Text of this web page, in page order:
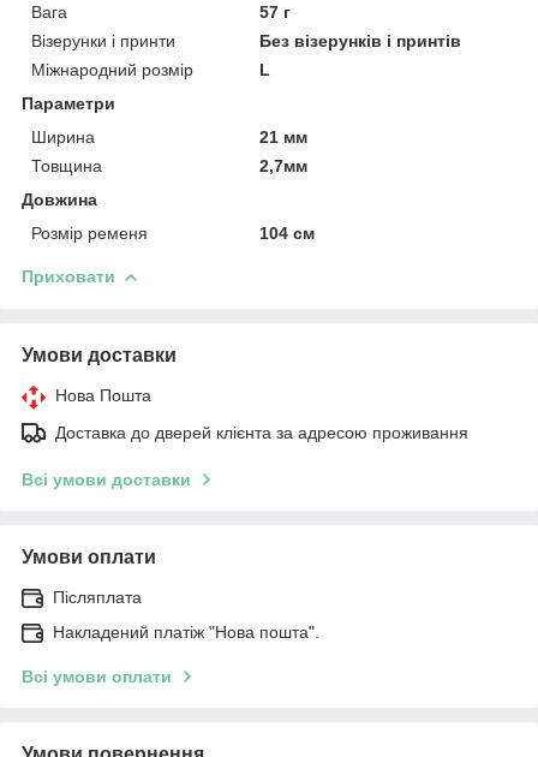
Вага
57 г
Візерунки і принти
Без візерунків і принтів
Міжнародний розмір
L
Параметри
Ширина
21 мм
Товщина
2,7мм
Довжина
Розмір ременя
104 см
Приховати
Умови доставки
Нова Пошта
Доставка до дверей клієнта за адресою проживання
Всі умови доставки
Умови оплати
Післяплата
Накладений платіж "Нова пошта".
Всі умови оплати